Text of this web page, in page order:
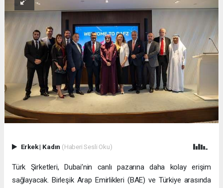
Erkek| Kadın (Haberi Sesli Oku)
Türk Şirketleri, Dubai’nin canlı pazarına daha kolay erişim
sağlayacak. Birleşik Arap Emirlikleri (BAE) ve Türkiye arasında